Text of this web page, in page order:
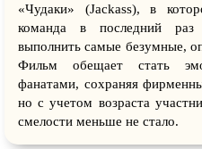
«Чудаки» (Jackass), в
команда в последний раз
выполнить самые безумные,
Фильм обещает стать
фанатами, сохраняя
но с учетом возраста
смелости меньше не стало.